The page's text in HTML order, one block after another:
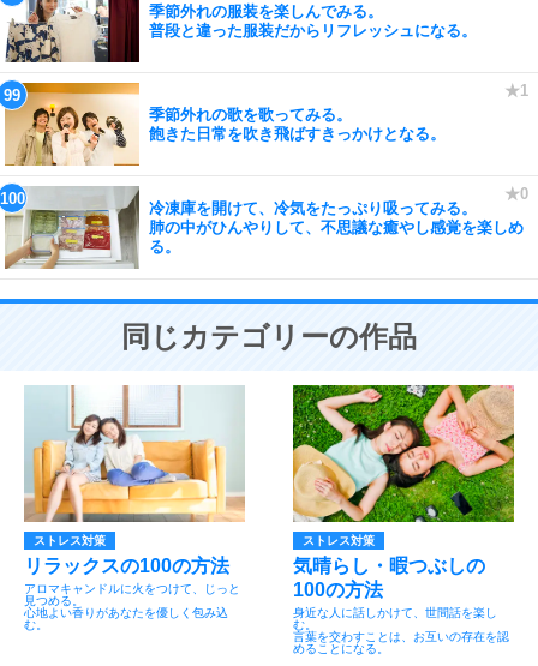
季節外れの服装を楽しんでみる。
普段と違った服装だからリフレッシュになる。
季節外れの歌を歌ってみる。
飽きた日常を吹き飛ばすきっかけとなる。
冷凍庫を開けて、冷気をたっぷり吸ってみる。
肺の中がひんやりして、不思議な癒やし感覚を楽しめ
る。
同じカテゴリーの作品
ストレス対策
リラックスの100の方法
アロマキャンドルに火をつけて、じっと
見つめる。
心地よい香りがあなたを優しく包み込
む。
ストレス対策
気晴らし・暇つぶしの
100の方法
身近な人に話しかけて、世間話を楽し
む。
言葉を交わすことは、お互いの存在を認
めることになる。